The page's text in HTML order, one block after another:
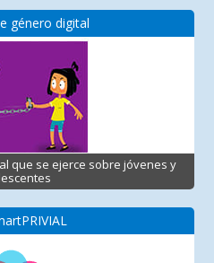
género digital
que se ejerce sobre jóvenes y